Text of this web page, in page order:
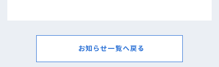
お知らせ一覧へ戻る